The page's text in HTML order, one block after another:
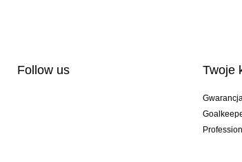
Follow us Twoje